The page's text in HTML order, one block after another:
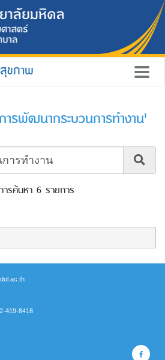
ขภาพ
รพัฒนากระบวนการทำงาน'
รค้นหา 6 รายการ
419-8418